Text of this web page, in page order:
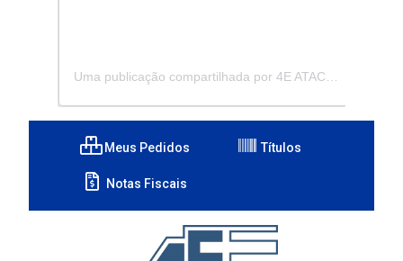
Meus Pedidos Títulos
Notas Fiscais